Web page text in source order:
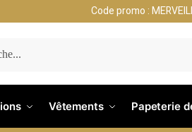
Code promo :
Vêtements Papeterie